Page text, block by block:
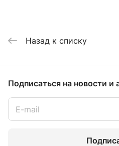
Назад к списку
Подписаться на новости и